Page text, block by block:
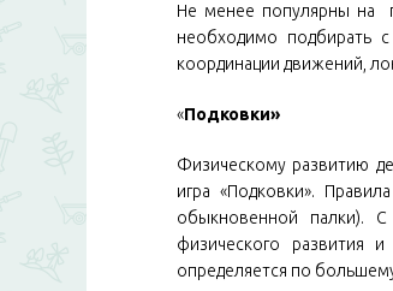
Не менее популярны на
необходимо подбирать
координации движений,
«Подковки»
Физическому развитию
игра «Подковки».
обыкновенной палки). С
физического развития
определяется по